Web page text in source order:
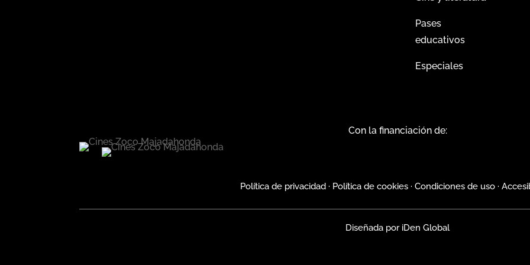
Pases
educativos
Especiales
Con la financiación de:
Política de privacidad · Política de cookies · Condiciones de uso ·
Diseñada poriDen Global